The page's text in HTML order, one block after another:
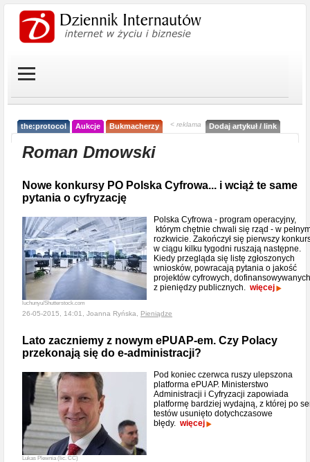
the:protocol Aukcje Bukmacherzy < reklama Dodaj artykuł / link
Roman Dmowski
Nowe konkursy PO Polska Cyfrowa... i wciąż te same
pytania o cyfryzację
luchunyu/Shutterstock.com
Polska Cyfrowa - program operacyjny,
którym chętnie chwali się rząd - w
rozkwicie. Zakończył się pierwszy
w ciągu kilku tygodni ruszają następne.
Kiedy przegląda się listę zgłoszonych
wniosków, powracają pytania o jakość
projektów cyfrowych, dofinansowywanych
z pieniędzy publicznych. więcej
26-05-2015, 14:01, Joanna Ryńska, Pieniądze
Lato zaczniemy z nowym ePUAP-em. Czy Polacy
przekonają się do e-administracji?
Lukas Plewnia (lic. CC)
Pod koniec czerwca ruszy ulepszona
platforma ePUAP. Ministerstwo
Administracji i Cyfryzacji zapowiada
platformę bardziej wydajną, z której po
testów usunięto dotychczasowe
błędy. więcej